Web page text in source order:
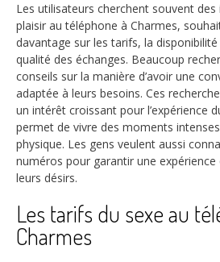
Les utilisateurs cherchent souvent
plaisir au téléphone à Charmes,
davantage sur les tarifs, la
qualité des échanges. Beaucoup
conseils sur la manière d’avoir une
adaptée à leurs besoins. Ces
un intérêt croissant pour l’expérience
permet de vivre des moments
physique. Les gens veulent aussi
numéros pour garantir une
leurs désirs.
Les tarifs du sexe au
Charmes